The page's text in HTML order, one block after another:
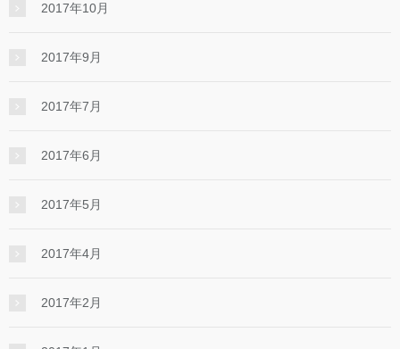
2017年10月
2017年9月
2017年7月
2017年6月
2017年5月
2017年4月
2017年2月